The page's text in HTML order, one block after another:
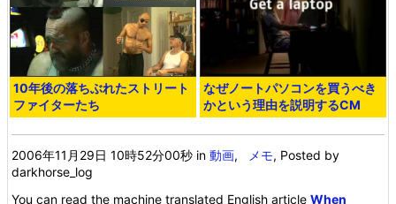
10年後の落ちぶれたストリート
ファイターたち
なぜノートパソコンを買うべき
かという理由を説明するCM
2006年11月29日 10時52分00秒 in動画, メモ, Posted by
darkhorse_log
You can read the machine translated English articleWhen